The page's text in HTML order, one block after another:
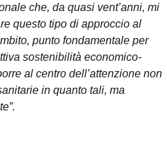
che, da quasi vent’anni, mi
questo tipo di approccio al
punto fondamentale per
sostenibilità economico-
al centro dell’attenzione non
in quanto tali, ma